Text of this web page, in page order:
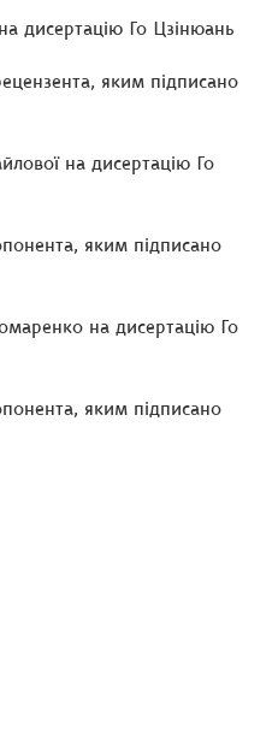
дисертацію Го Цзінюань
яким підписано
на дисертацію Го
яким підписано
на дисертацію Го
яким підписано